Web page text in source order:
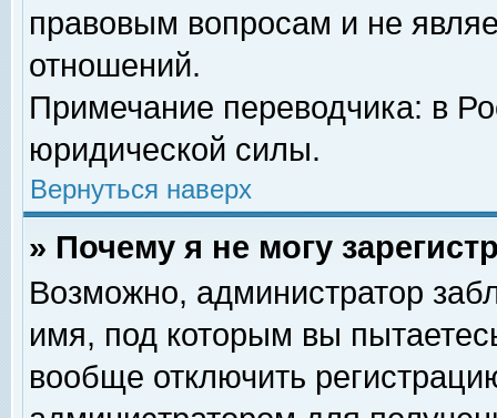
правовым вопросам и не
отношений.
Примечание переводчика: в
юридической силы.
Вернуться наверх
» Почему я не могу
Возможно, администратор
имя, под которым вы
вообще отключить